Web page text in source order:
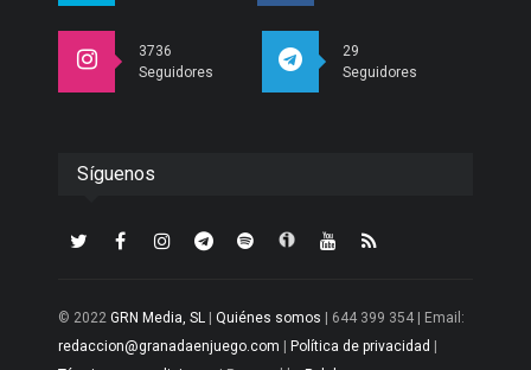
3736
Seguidores
29
Seguidores
Síguenos
© 2022 GRN Media, SL | Quiénes somos | 644 399 354 | Email:
redaccion@granadaenjuego.com | Política de privacidad |